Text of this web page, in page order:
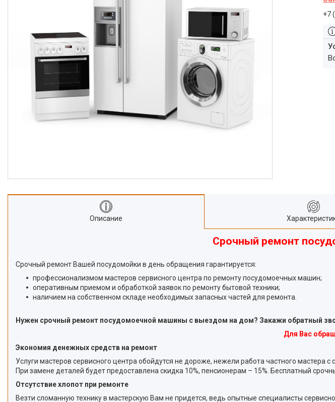
+7
Описание
Срочный ремонт
Срочный ремонт Вашей посудомойки в день обращения гарантируется:
профессионализмом мастеров сервисного центра по ремонту посудомоечных машин;
оперативным приемом и обработкой заявок по ремонту бытовой техники;
наличием на собственном складе необходимых запасных частей для ремонта.
Нужен срочный ремонт посудомоечной машины с выездом на дом? Закажи обратный
Для Вас
Экономия денежных средств на ремонт
Услуги мастеров сервисного центра обойдутся не дороже, нежели работа частного мастера с
При замене деталей будет предоставлена скидка 10%, пенсионерам – 15%. Бесплатный
Отсутствие хлопот при ремонте
Везти сломанную технику в мастерскую Вам не придется, ведь опытные специалисты